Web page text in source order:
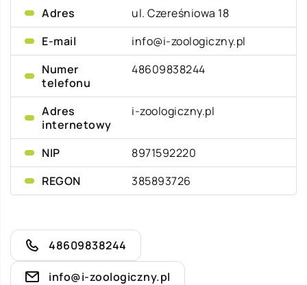
Adres
ul. Czereśniowa 18
E-mail
info@i-zoologiczny.pl
Numer
telefonu
48609838244
Adres
internetowy
i-zoologiczny.pl
NIP
8971592220
REGON
385893726
48609838244
info@i-zoologiczny.pl